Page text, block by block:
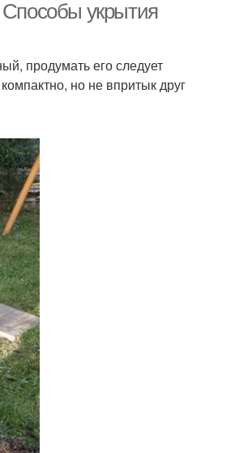
укрытия
продумать его следует
но не впритык друг